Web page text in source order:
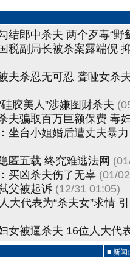
结郎中杀夫 两个歹毒“野
税副局长被杀案露端倪
夫杀忍无可忍 聋哑女杀
硅胶美人”涉嫌图财杀夫
夫骗取百万巨额保费 毒
坐台小姐婚后遭丈夫暴
匿五载 终究难逃法网
买凶杀夫伤了无辜 (01/
父被起诉 (12/31 01:05)
大代表为“杀夫女”求情
女被逼杀夫 16位人大代
■ 新闻